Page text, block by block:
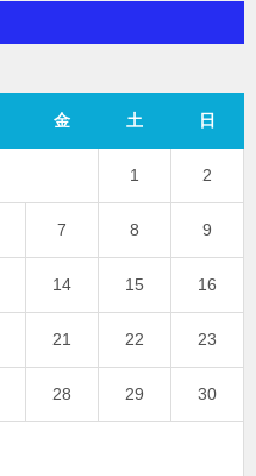
金 土 日
1 2
7 8 9
14 15 16
21 22 23
28 29 30